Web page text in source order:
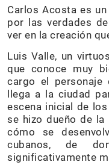
Carlos Acosta es
por las verdades
ver en la creación
Luis Valle, un
que conoce muy
cargo el personaje
llega a la ciudad
escena inicial de
se hizo dueño de la
cómo se
cubanos, de
significativamente